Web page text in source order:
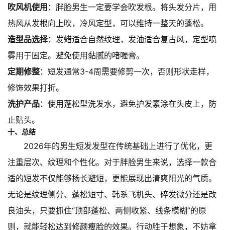
吹风机使用 ：胖脸男生一定要学会吹发根。将头发分片，用
热风从发根向上吹，冷风定型，可以维持一整天的蓬松。
造型品选择：发蜡适合自然纹理，发油适合复古风，定型喷
雾用于固定。避免使用黏腻的啫喱膏。
定期修整：短发通常3-4周需要修剪一次，否则形状走样，
修饰效果打折。
洗护产品：使用蓬松型洗发水，避免护发素涂在头皮上，防
止贴头。
十、总结
2026年的男生短发发型在传统基础上进行了优化，更
注重层次、纹理和个性化。对于胖脸男生来说，选择一款合
适的短发不仅能够扬长避短，更能展现出清爽阳光的气质。
无论是纹理侧分、蓬松短寸、韩系飞机头、碎发微分还是改
良油头，只要抓住“顶部蓬松、两侧收紧、线条模糊”的原
则，就能轻松达到修颜瘦脸的效果。行动胜于想象，不妨拿